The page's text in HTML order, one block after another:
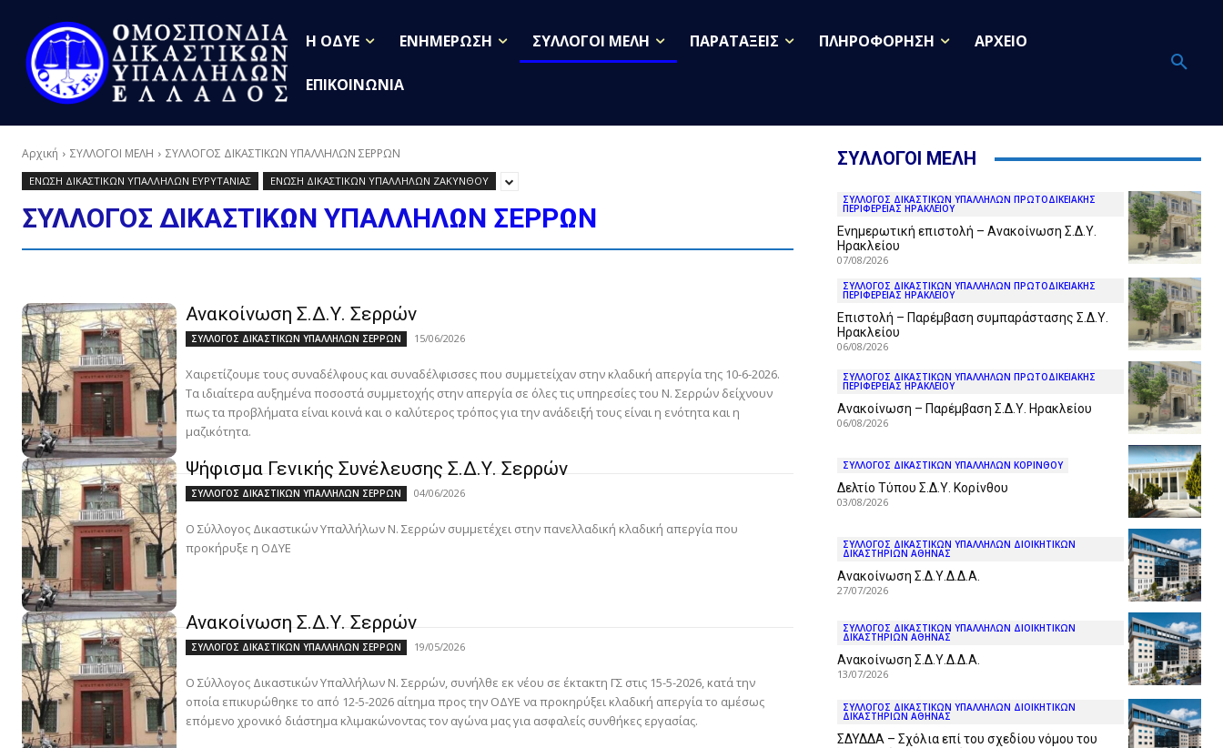
Η ΟΔΥΕ ΕΝΗΜΕΡΩΣΗ ΣΥΛΛΟΓΟΙ ΜΕΛΗ ΠΑΡΑΤΑΞΕΙΣ ΠΛΗΡΟΦΟΡΗΣΗ ΑΡΧΕΙΟ
ΕΠΙΚΟΙΝΩΝΙΑ
Αρχική ΣΥΛΛΟΓΟΙ ΜΕΛΗ ΣΥΛΛΟΓΟΣ ΔΙΚΑΣΤΙΚΩΝ ΥΠΑΛΛΗΛΩΝ ΣΕΡΡΩΝ
ΕΝΩΣΗ ΔΙΚΑΣΤΙΚΩΝ ΥΠΑΛΛΗΛΩΝ ΕΥΡΥΤΑΝΙΑΣ ΕΝΩΣΗ ΔΙΚΑΣΤΙΚΩΝ ΥΠΑΛΛΗΛΩΝ ΖΑΚΥΝΘΟΥ
ΣΥΛΛΟΓΟΣ ΔΙΚΑΣΤΙΚΩΝ ΥΠΑΛΛΗΛΩΝ ΣΕΡΡΩΝ
Ανακοίνωση Σ.Δ.Υ. Σερρών
ΣΥΛΛΟΓΟΣ ΔΙΚΑΣΤΙΚΩΝ ΥΠΑΛΛΗΛΩΝ ΣΕΡΡΩΝ 15/06/2026
Χαιρετίζουμε τους συναδέλφους και συναδέλφισσες που συμμετείχαν στην κλαδική απεργία της 10-6-2026.
Τα ιδιαίτερα αυξημένα ποσοστά συμμετοχής στην απεργία σε όλες τις υπηρεσίες του Ν. Σερρών δείχνουν
πως τα προβλήματα είναι κοινά και ο καλύτερος τρόπος για την ανάδειξή τους είναι η ενότητα και η
μαζικότητα.
Ψήφισμα Γενικής Συνέλευσης Σ.Δ.Υ. Σερρών
ΣΥΛΛΟΓΟΣ ΔΙΚΑΣΤΙΚΩΝ ΥΠΑΛΛΗΛΩΝ ΣΕΡΡΩΝ 04/06/2026
Ο Σύλλογος Δικαστικών Υπαλλήλων Ν. Σερρών συμμετέχει στην πανελλαδική κλαδική απεργία που
προκήρυξε η ΟΔΥΕ
Ανακοίνωση Σ.Δ.Υ. Σερρών
ΣΥΛΛΟΓΟΣ ΔΙΚΑΣΤΙΚΩΝ ΥΠΑΛΛΗΛΩΝ ΣΕΡΡΩΝ 19/05/2026
Ο Σύλλογος Δικαστικών Υπαλλήλων Ν. Σερρών, συνήλθε εκ νέου σε έκτακτη ΓΣ στις 15-5-2026, κατά την
οποία επικυρώθηκε το από 12-5-2026 αίτημα προς την ΟΔΥΕ να προκηρύξει κλαδική απεργία το αμέσως
επόμενο χρονικό διάστημα κλιμακώνοντας τον αγώνα μας για ασφαλείς συνθήκες εργασίας.
ΣΥΛΛΟΓΟΙ ΜΕΛΗ
ΣΥΛΛΟΓΟΣ ΔΙΚΑΣΤΙΚΩΝ ΥΠΑΛΛΗΛΩΝ ΠΡΩΤΟΔΙΚΕΙΑΚΗΣ
ΠΕΡΙΦΕΡΕΙΑΣ ΗΡΑΚΛΕΙΟΥ
Ενημερωτική επιστολή – Ανακοίνωση Σ.Δ.Υ.
Ηρακλείου
07/08/2026
ΣΥΛΛΟΓΟΣ ΔΙΚΑΣΤΙΚΩΝ ΥΠΑΛΛΗΛΩΝ ΠΡΩΤΟΔΙΚΕΙΑΚΗΣ
ΠΕΡΙΦΕΡΕΙΑΣ ΗΡΑΚΛΕΙΟΥ
Επιστολή – Παρέμβαση συμπαράστασης Σ.Δ.Υ.
Ηρακλείου
06/08/2026
ΣΥΛΛΟΓΟΣ ΔΙΚΑΣΤΙΚΩΝ ΥΠΑΛΛΗΛΩΝ ΠΡΩΤΟΔΙΚΕΙΑΚΗΣ
ΠΕΡΙΦΕΡΕΙΑΣ ΗΡΑΚΛΕΙΟΥ
Ανακοίνωση – Παρέμβαση Σ.Δ.Υ. Ηρακλείου
06/08/2026
ΣΥΛΛΟΓΟΣ ΔΙΚΑΣΤΙΚΩΝ ΥΠΑΛΛΗΛΩΝ ΚΟΡΙΝΘΟΥ
Δελτίο Τύπου Σ.Δ.Υ. Κορίνθου
03/08/2026
ΣΥΛΛΟΓΟΣ ΔΙΚΑΣΤΙΚΩΝ ΥΠΑΛΛΗΛΩΝ ΔΙΟΙΚΗΤΙΚΩΝ
ΔΙΚΑΣΤΗΡΙΩΝ ΑΘΗΝΑΣ
Ανακοίνωση Σ.Δ.Υ.Δ.Δ.Α.
27/07/2026
ΣΥΛΛΟΓΟΣ ΔΙΚΑΣΤΙΚΩΝ ΥΠΑΛΛΗΛΩΝ ΔΙΟΙΚΗΤΙΚΩΝ
ΔΙΚΑΣΤΗΡΙΩΝ ΑΘΗΝΑΣ
Ανακοίνωση Σ.Δ.Υ.Δ.Δ.Α.
13/07/2026
ΣΥΛΛΟΓΟΣ ΔΙΚΑΣΤΙΚΩΝ ΥΠΑΛΛΗΛΩΝ ΔΙΟΙΚΗΤΙΚΩΝ
ΔΙΚΑΣΤΗΡΙΩΝ ΑΘΗΝΑΣ
ΣΔΥΔΔΑ – Σχόλια επί του σχεδίου νόμου του